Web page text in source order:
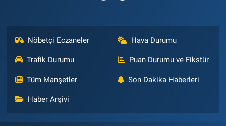
Nöbetçi Eczaneler Hava Durumu
Trafik Durumu Puan Durumu ve Fikstür
Tüm Manşetler Son Dakika Haberleri
Haber Arşivi